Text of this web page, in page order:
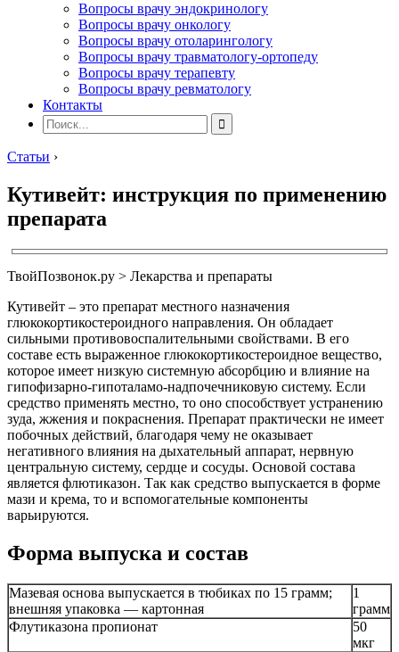
Вопросы врачу эндокринологу
Вопросы врачу онкологу
Вопросы врачу отоларингологу
Вопросы врачу травматологу-ортопеду
Вопросы врачу терапевту
Вопросы врачу ревматологу
Контакты
Статьи ›
Кутивейт: инструкция по применению
препарата
ТвойПозвонок.ру > Лекарства и препараты
Кутивейт – это препарат местного назначения
глюкокортикостероидного направления. Он обладает
сильными противовоспалительными свойствами. В его
составе есть выраженное глюкокортикостероидное вещество,
которое имеет низкую системную абсорбцию и влияние на
гипофизарно-гипоталамо-надпочечниковую систему. Если
средство применять местно, то оно способствует устранению
зуда, жжения и покраснения. Препарат практически не имеет
побочных действий, благодаря чему не оказывает
негативного влияния на дыхательный аппарат, нервную
центральную систему, сердце и сосуды. Основой состава
является флютиказон. Так как средство выпускается в форме
мази и крема, то и вспомогательные компоненты
варьируются.
Форма выпуска и состав
Мазевая основа выпускается в тюбиках по 15 грамм;
внешняя упаковка — картонная
1
грамм
Флутиказона пропионат
50
мкг